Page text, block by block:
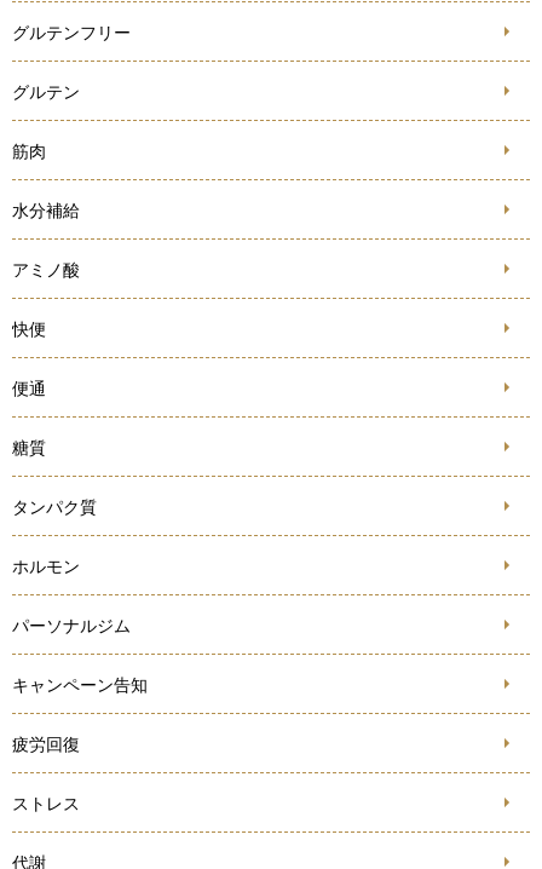
グルテンフリー
グルテン
筋肉
水分補給
アミノ酸
快便
便通
糖質
タンパク質
ホルモン
パーソナルジム
キャンペーン告知
疲労回復
ストレス
代謝